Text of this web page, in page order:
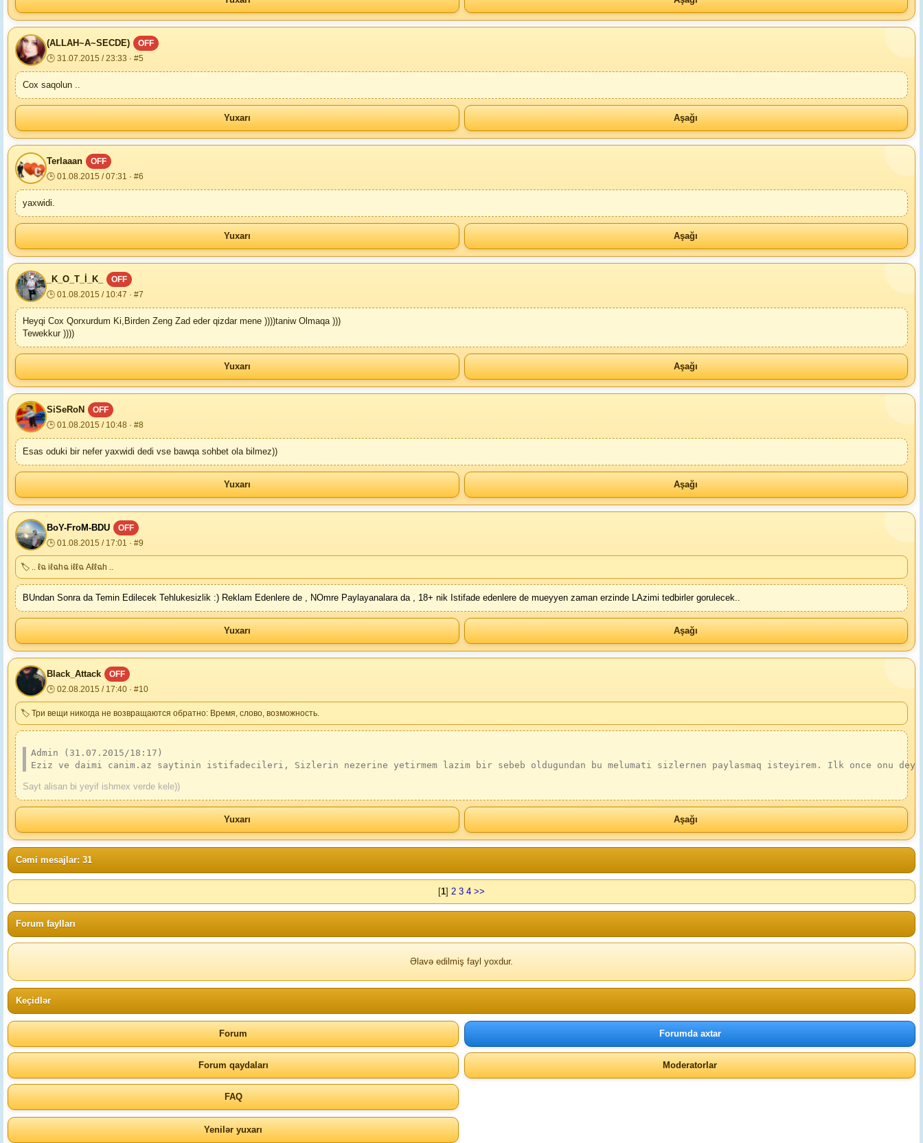
(ALLAH~A~SECDE)
OFF
🕒 31.07.2015 / 23:33 · #5
Cox saqolun ..
Yuxarı Aşağı
Terlaaan
OFF
🕒 01.08.2015 / 07:31 · #6
yaxwidi.
Yuxarı Aşağı
_K_O_T_İ_K_
OFF
🕒 01.08.2015 / 10:47 · #7
Heyqi Cox Qorxurdum Ki,Birden Zeng Zad eder qizdar mene ))))taniw Olmaqa )))
Tewekkur ))))
Yuxarı Aşağı
SiSeRoN
OFF
🕒 01.08.2015 / 10:48 · #8
Esas oduki bir nefer yaxwidi dedi vse bawqa sohbet ola bilmez))
Yuxarı Aşağı
BoY-FroM-BDU
OFF
🕒 01.08.2015 / 17:01 · #9
🏷 .. ℓฉ iℓฉhฉ iℓℓฉ Аℓℓฉh ..
BUndan Sonra da Temin Edilecek Tehlukesizlik :) Reklam Edenlere de , NOmre Paylayanalara da , 18+ nik Istifade edenlere de mueyyen zaman erzinde LAzimi tedbirler gorulecek..
Yuxarı Aşağı
Black_Attack
OFF
🕒 02.08.2015 / 17:40 · #10
🏷 Три вещи никогда не возвращаются обратно: Время, слово, возможность.
Admin (31.07.2015/18:17)
Eziz ve daimi canim.az saytinin istifadecileri, Sizlerin nezerine yetirmem lazim bir sebeb oldugundan bu melumati sizlernen paylasmaq isteyirem. Ilk once onu
Sayt alisan bi yeyif ishmex verde kele))
Yuxarı Aşağı
Cəmi mesajlar: 31
[1] 2 3 4 >>
Forum faylları
Əlavə edilmiş fayl yoxdur.
Keçidlər
Forum Forumda axtar
Forum qaydaları Moderatorlar
FAQ
Yenilər yuxarı